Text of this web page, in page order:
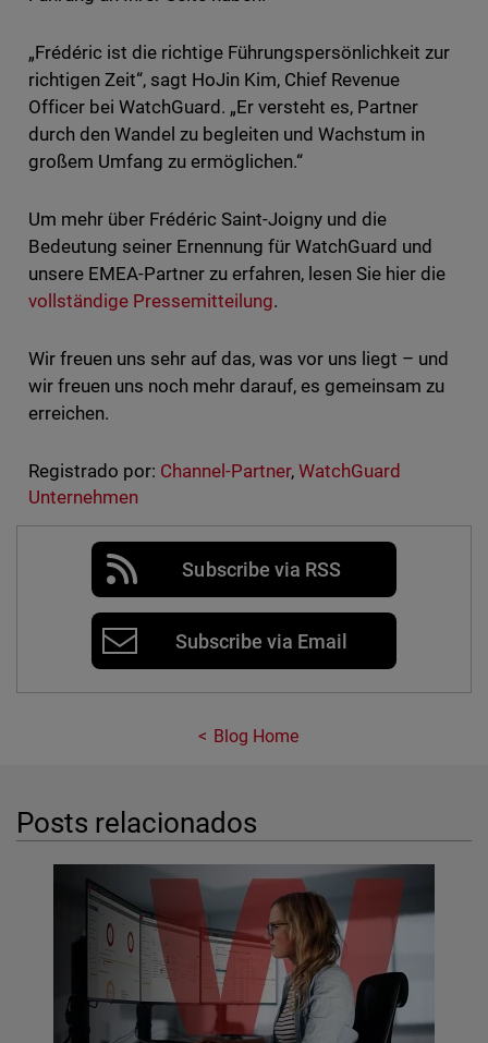
„Frédéric ist die richtige Führungspersönlichkeit zur
richtigen Zeit“, sagt HoJin Kim, Chief Revenue
Officer bei WatchGuard. „Er versteht es, Partner
durch den Wandel zu begleiten und Wachstum in
großem Umfang zu ermöglichen.“
Um mehr über Frédéric Saint-Joigny und die
Bedeutung seiner Ernennung für WatchGuard und
unsere EMEA-Partner zu erfahren, lesen Sie hier die
vollständige Pressemitteilung.
Wir freuen uns sehr auf das, was vor uns liegt – und
wir freuen uns noch mehr darauf, es gemeinsam zu
erreichen.
Registrado por: Channel-Partner,WatchGuard
Unternehmen
Subscribe via RSS
Subscribe via Email
Blog Home
Posts relacionados